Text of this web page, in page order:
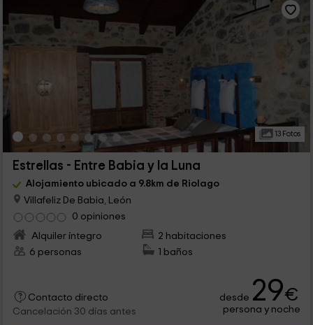
13 Fotos
Estrellas - Entre Babia y la Luna
Alojamiento ubicado a 9.8km de Riolago
Villafeliz De Babia, León
0 opiniones
Alquiler íntegro
2 habitaciones
6 personas
1 baños
Contacto directo
Cancelación 30 días antes
desde 29€
persona y noche